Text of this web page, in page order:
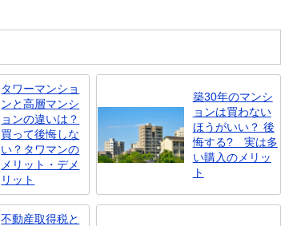
タワーマンショ
ンと高層マンシ
ョンの違いは？
買って後悔しな
い？タワマンの
メリット・デメ
リット
築30年のマンシ
ョンは買わない
ほうがいい？ 後
悔する? 実は多
い購入のメリッ
ト
不動産取得税と